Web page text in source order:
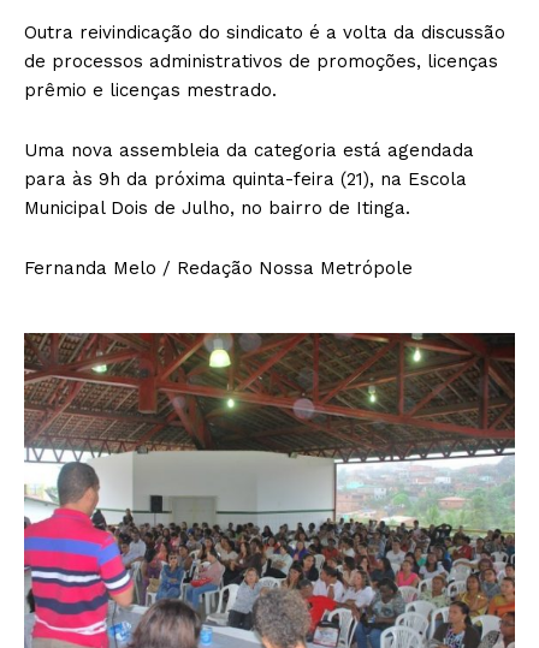
Outra reivindicação do sindicato é a volta da discussão
de processos administrativos de promoções, licenças
prêmio e licenças mestrado.
Uma nova assembleia da categoria está agendada
para às 9h da próxima quinta-feira (21), na Escola
Municipal Dois de Julho, no bairro de Itinga.
Fernanda Melo / Redação Nossa Metrópole